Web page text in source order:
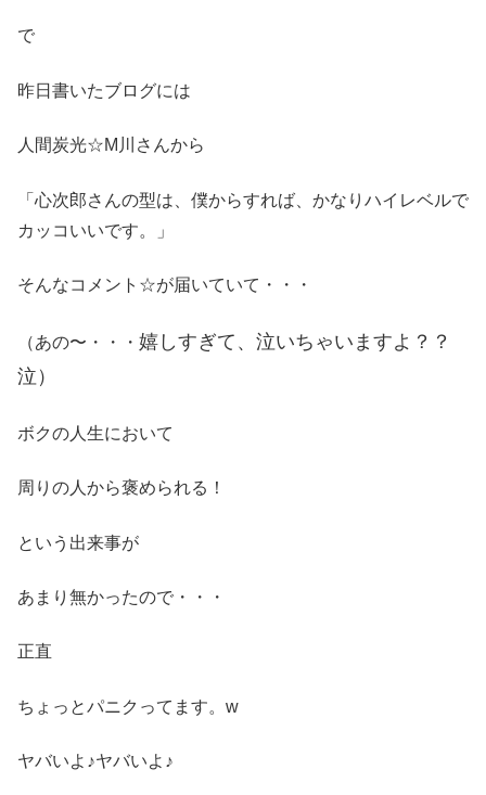
で
昨日書いたブログには
人間炭光☆M川さんから
「心次郎さんの型は、僕からすれば、かなりハイレベルで
カッコいいです。」
そんなコメント☆が届いていて・・・
（あの〜・・・ 嬉しすぎて、泣いちゃいますよ？？
泣）
ボクの人生において
周りの人から褒められる！
という出来事が
あまり無かったので・・・
正直
ちょっとパニクってます。w
ヤバいよ♪ヤバいよ♪